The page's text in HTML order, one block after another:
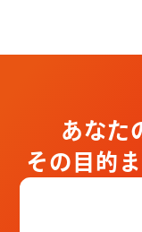
あなた
その目的